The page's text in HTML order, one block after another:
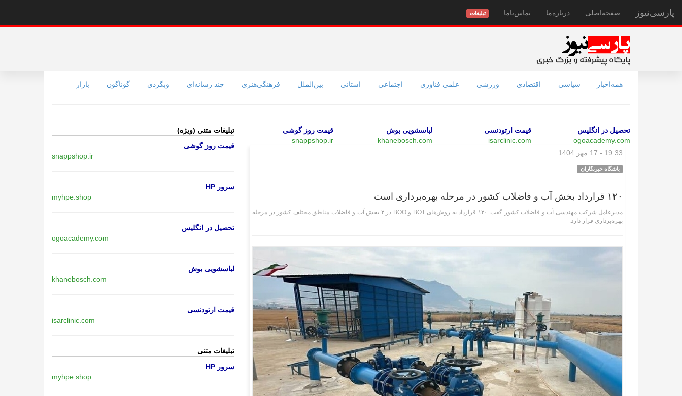
پارسی‌نیوز صفحه‌اصلی درباره‌ما تماس‌با‌ما تبلیغات
همه‌اخبار سیاسی اقتصادی ورزشی علمی فناوری اجتماعی استانی بین‌الملل فرهنگی‌هنری چند رسانه‌ای وبگردی گوناگون بازار
تحصیل در انگلیس
ogoacademy.com
قیمت ارتودنسی
isarclinic.com
لباسشویی بوش
khanebosch.com
قیمت روز گوشی
snappshop.ir
19:33 - 17 مهر 1404
باشگاه خبرنگاران
۱۲۰ قرارداد بخش آب و فاضلاب کشور در مرحله بهره‌برداری است
مدیرعامل شرکت مهندسی آب و فاضلاب کشور گفت: ۱۲۰ قرارداد به روش‌های BOT و BOO در ۲ بخش آب و فاضلاب مناطق مختلف کشور در مرحله
بهره‌برداری قرار دارد.
تبلیغات متنی (ویژه)
قیمت روز گوشی
snappshop.ir
سرور HP
myhpe.shop
تحصیل در انگلیس
ogoacademy.com
لباسشویی بوش
khanebosch.com
قیمت ارتودنسی
isarclinic.com
تبلیغات متنی
سرور HP
myhpe.shop